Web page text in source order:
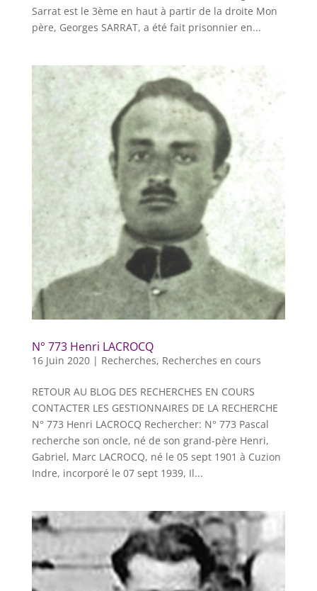
Sarrat est le 3ème en haut à partir de la droite Mon
père, Georges SARRAT, a été fait prisonnier en...
N° 773 Henri LACROCQ
16 Juin 2020| Recherches, Recherches en cours
RETOUR AU BLOG DES RECHERCHES EN COURS
CONTACTER LES GESTIONNAIRES DE LA RECHERCHE
N° 773 Henri LACROCQ Rechercher: N° 773 Pascal
recherche son oncle, né de son grand-père Henri,
Gabriel, Marc LACROCQ, né le 05 sept 1901 à Cuzion
Indre, incorporé le 07 sept 1939, Il...